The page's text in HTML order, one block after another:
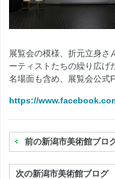
展覧会の模様、折元立身さ
ーティストたちの繰り広げ
名場面も含め、展覧会公式
https://
前の新潟市美術館ブロ
次の新潟市美術館ブログ